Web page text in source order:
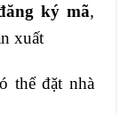
ký mã,
xuất
thể đặt nhà